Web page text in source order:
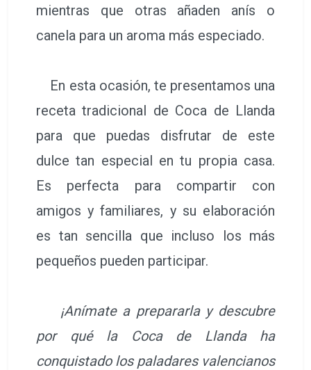
mientras que otras añaden anís o
canela para un aroma más especiado.
En esta ocasión, te presentamos una
receta tradicional de Coca de Llanda
para que puedas disfrutar de este
dulce tan especial en tu propia casa.
Es perfecta para compartir con
amigos y familiares, y su elaboración
es tan sencilla que incluso los más
pequeños pueden participar.
¡Anímate a prepararla y descubre
por qué la Coca de Llanda ha
conquistado los paladares valencianos